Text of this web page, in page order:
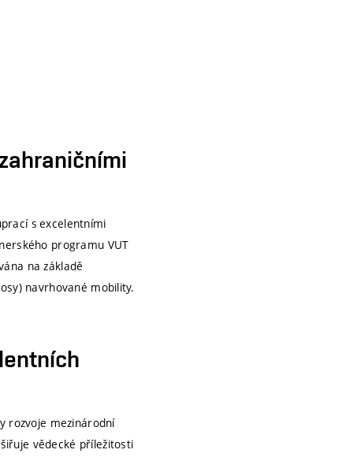
poskytuje
mezinárodních i
Curie Actions
ERC CZ a program
s excelentními
programu VUT
na základě
navrhované mobility.
rozvoje mezinárodní
vědecké příležitosti